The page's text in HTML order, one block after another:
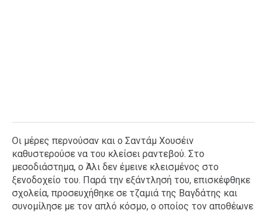
Οι μέρες περνούσαν και ο Σαντάμ Χουσέιν
καθυστερούσε να του κλείσει ραντεβού. Στο
μεσοδιάστημα, ο Άλι δεν έμεινε κλεισμένος στο
ξενοδοχείο του. Παρά την εξάντλησή του, επισκέφθηκε
σχολεία, προσευχήθηκε σε τζαμιά της Βαγδάτης και
συνομίλησε με τον απλό κόσμο, ο οποίος τον αποθέωνε